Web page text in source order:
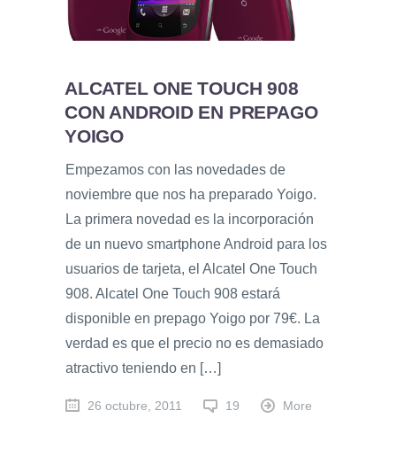
ALCATEL ONE TOUCH 908
CON ANDROID EN PREPAGO
YOIGO
Empezamos con las novedades de
noviembre que nos ha preparado Yoigo.
La primera novedad es la incorporación
de un nuevo smartphone Android para los
usuarios de tarjeta, el Alcatel One Touch
908. Alcatel One Touch 908 estará
disponible en prepago Yoigo por 79€. La
verdad es que el precio no es demasiado
atractivo teniendo en […]
26 octubre, 2011 19 More